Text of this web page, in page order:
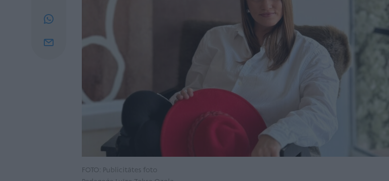
FOTO: Publicitātes foto